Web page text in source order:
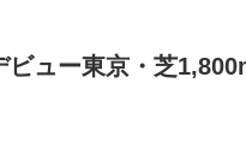
ュー東京・芝